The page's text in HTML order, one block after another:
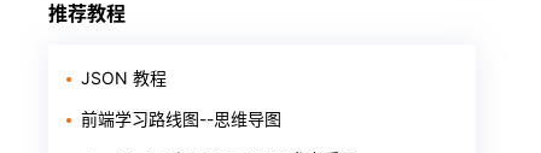
推荐教程
JSON 教程
前端学习路线图--思维导图